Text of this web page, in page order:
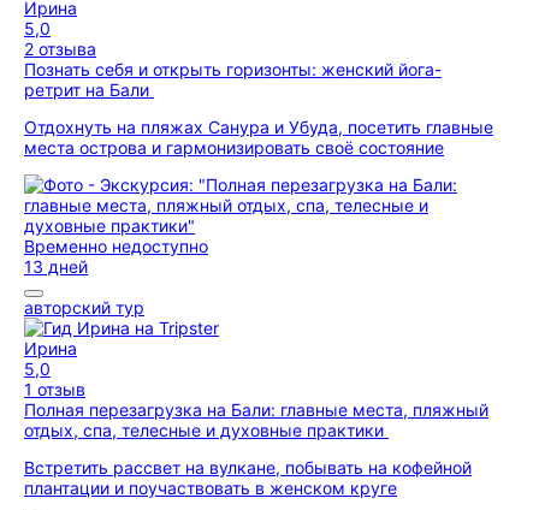
Ирина
5,0
2 отзыва
Познать себя и открыть горизонты: женский йога-
ретрит на Бали
Отдохнуть на пляжах Санура и Убуда, посетить главные
места острова и гармонизировать своё состояние
Временно недоступно
13 дней
авторский тур
Ирина
5,0
1 отзыв
Полная перезагрузка на Бали: главные места, пляжный
отдых, спа, телесные и духовные практики
Встретить рассвет на вулкане, побывать на кофейной
плантации и поучаствовать в женском круге